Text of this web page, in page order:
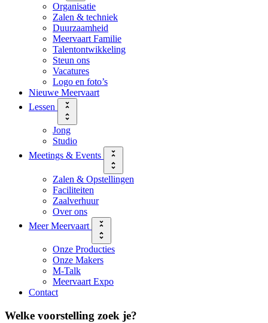
Organisatie
Zalen & techniek
Duurzaamheid
Meervaart Familie
Talentontwikkeling
Steun ons
Vacatures
Logo en foto’s
Nieuwe Meervaart
Lessen
Jong
Studio
Meetings & Events
Zalen & Opstellingen
Faciliteiten
Zaalverhuur
Over ons
Meer Meervaart
Onze Producties
Onze Makers
M-Talk
Meervaart Expo
Contact
Welke voorstelling zoek je?